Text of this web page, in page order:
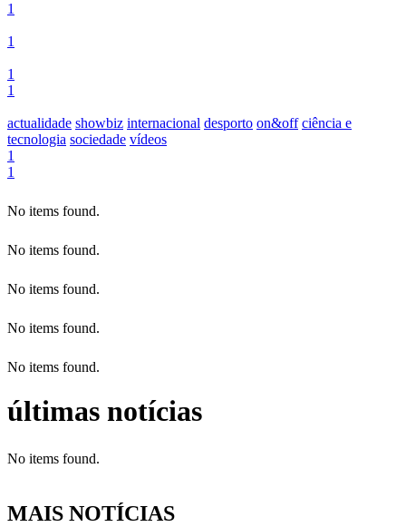
1
1
1
1
actualidade showbiz internacional desporto on&off ciência e
tecnologia sociedade vídeos
1
1
No items found.
No items found.
No items found.
No items found.
No items found.
últimas notícias
No items found.
MAIS NOTÍCIAS